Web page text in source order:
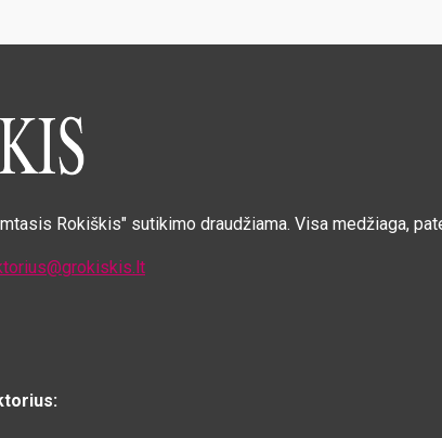
Rokiškis" sutikimo draudžiama. Visa medžiaga,